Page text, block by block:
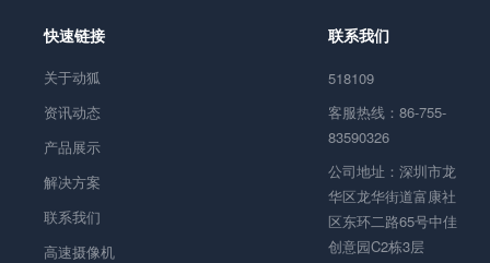
快速链接
关于动狐
资讯动态
产品展示
解决方案
联系我们
高速摄像机
联系我们
518109
客服热线：86-755-
83590326
公司地址：深圳市龙
华区龙华街道富康社
区东环二路65号中佳
创意园C2栋3层